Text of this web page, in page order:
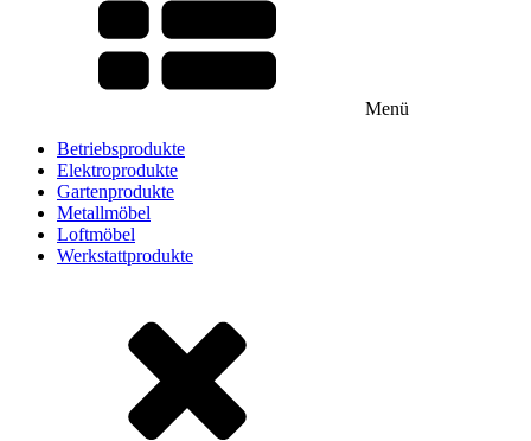
Menü
Betriebsprodukte
Elektroprodukte
Gartenprodukte
Metallmöbel
Loftmöbel
Werkstattprodukte